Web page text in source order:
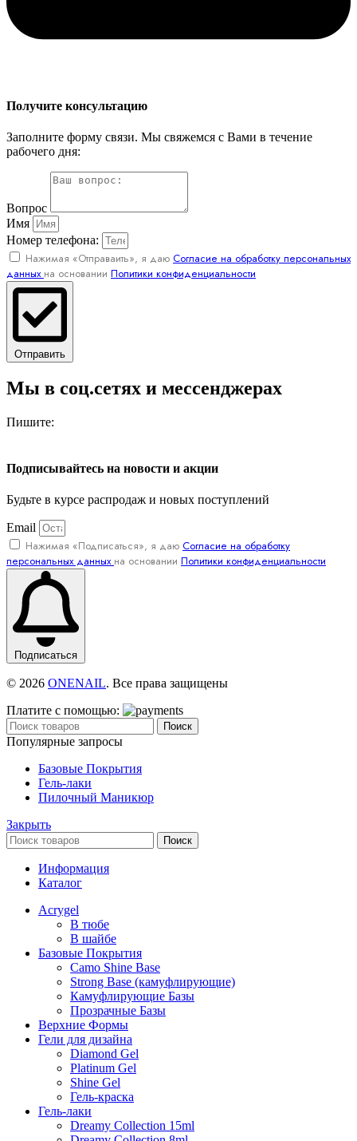
Получите консультацию
Заполните форму связи. Мы свяжемся с Вами в течение
рабочего дня:
Вопрос
Имя
Номер телефона:
Нажимая «Отправаить», я даю Согласие на обработку персональных
данных на основании Политики конфиденциальности
Отправить
Мы в соц.сетях и мессенджерах
Пишите:
Подписывайтесь на новости и акции
Будьте в курсе распродаж и новых поступлений
Email
Нажимая «Подписаться», я даю Согласие на обработку
персональных данных на основании Политики конфиденциальности
Подписаться
© 2026 ONENAIL. Все права защищены
Платите с помощью:
Поиск
Популярные запросы
Базовые Покрытия
Гель-лаки
Пилочный Маникюр
Закрыть
Поиск
Информация
Каталог
Acrygel
В тюбе
В шайбе
Базовые Покрытия
Camo Shine Base
Strong Base (камуфлирующие)
Камуфлирующие Базы
Прозрачные Базы
Верхние Формы
Гели для дизайна
Diamond Gel
Platinum Gel
Shine Gel
Гель-краска
Гель-лаки
Dreamy Collection 15ml